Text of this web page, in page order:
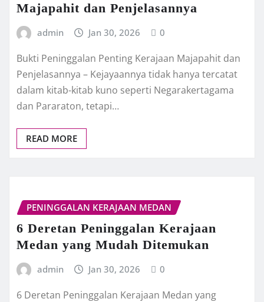
Majapahit dan Penjelasannya
admin Jan 30, 2026 0
Bukti Peninggalan Penting Kerajaan Majapahit dan
Penjelasannya – Kejayaannya tidak hanya tercatat
dalam kitab-kitab kuno seperti Negarakertagama
dan Pararaton, tetapi…
READ MORE
PENINGGALAN KERAJAAN MEDAN
6 Deretan Peninggalan Kerajaan
Medan yang Mudah Ditemukan
admin Jan 30, 2026 0
6 Deretan Peninggalan Kerajaan Medan yang